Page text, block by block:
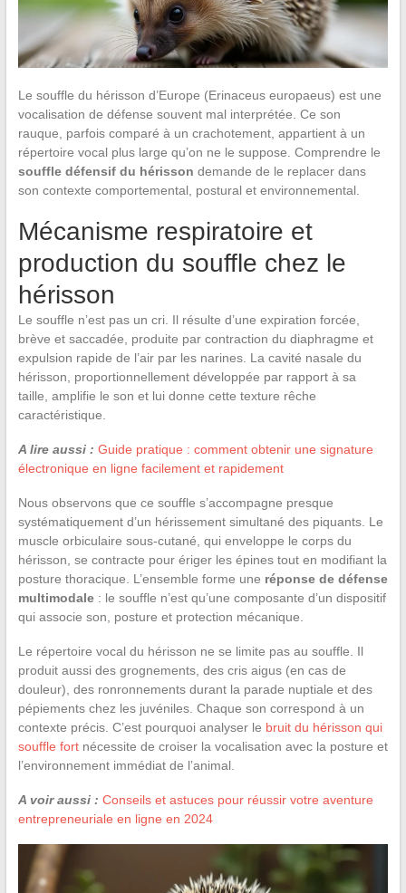
Le souffle du hérisson d’Europe (Erinaceus europaeus) est une
vocalisation de défense souvent mal interprétée. Ce son
rauque, parfois comparé à un crachotement, appartient à un
répertoire vocal plus large qu’on ne le suppose. Comprendre le
souffle défensif du hérisson demande de le replacer dans
son contexte comportemental, postural et environnemental.
Mécanisme respiratoire et
production du souffle chez le
hérisson
Le souffle n’est pas un cri. Il résulte d’une expiration forcée,
brève et saccadée, produite par contraction du diaphragme et
expulsion rapide de l’air par les narines. La cavité nasale du
hérisson, proportionnellement développée par rapport à sa
taille, amplifie le son et lui donne cette texture rêche
caractéristique.
A lire aussi : Guide pratique : comment obtenir une signature
électronique en ligne facilement et rapidement
Nous observons que ce souffle s’accompagne presque
systématiquement d’un hérissement simultané des piquants. Le
muscle orbiculaire sous-cutané, qui enveloppe le corps du
hérisson, se contracte pour ériger les épines tout en modifiant la
posture thoracique. L’ensemble forme une réponse de défense
multimodale: le souffle n’est qu’une composante d’un dispositif
qui associe son, posture et protection mécanique.
Le répertoire vocal du hérisson ne se limite pas au souffle. Il
produit aussi des grognements, des cris aigus (en cas de
douleur), des ronronnements durant la parade nuptiale et des
pépiements chez les juvéniles. Chaque son correspond à un
contexte précis. C’est pourquoi analyser le bruit du hérisson qui
souffle fortnécessite de croiser la vocalisation avec la posture et
l’environnement immédiat de l’animal.
A voir aussi : Conseils et astuces pour réussir votre aventure
entrepreneuriale en ligne en 2024